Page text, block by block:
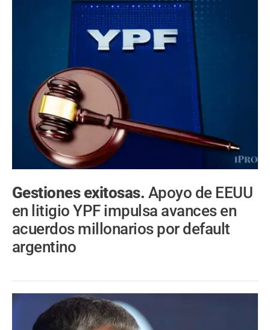
Gestiones exitosas. Apoyo de EEUU
en litigio YPF impulsa avances en
acuerdos millonarios por default
argentino